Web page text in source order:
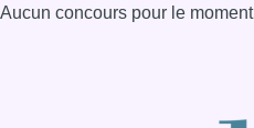
Aucun concours pour le moment